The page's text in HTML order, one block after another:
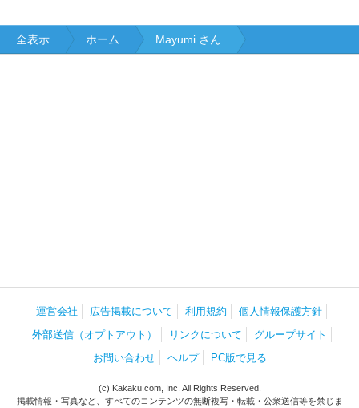
全表示 ホーム Mayumi さん
運営会社 広告掲載について 利用規約
個人情報保護方針
外部送信（オプトアウト）
リンクについて
グループサイト
お問い合わせ
ヘルプ PC版で見る
(c) Kakaku.com, Inc. All Rights Reserved.
掲載情報・写真など、すべてのコンテンツの無断複写・転載・公衆送信等を禁じま